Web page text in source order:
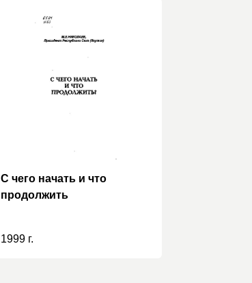
С чего начать и что
продолжить
1999 г.